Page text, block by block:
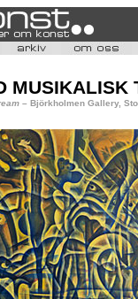
MUSIKALISK
– Björkholmen Gallery,